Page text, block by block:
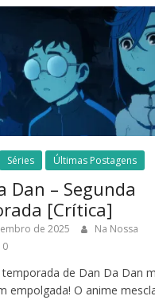
Séries Últimas Postagens
Dan – Segunda
[Crítica]
de 2025
Na Nossa
0
de Dan Da Dan
empolgada! O anime